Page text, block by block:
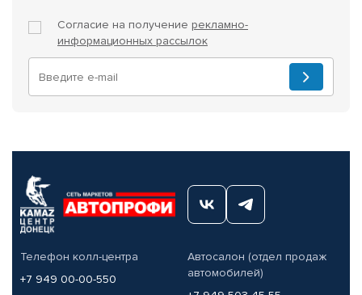
Согласие на получение рекламно-
информационных рассылок
Телефон колл-центра
+7 949 00-00-550
Автосалон (отдел продаж
автомобилей)